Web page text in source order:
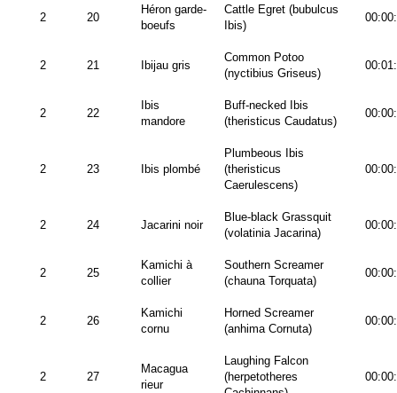
2 20
Héron garde-
boeufs
Cattle Egret (bubulcus
Ibis)
2 21 Ibijau gris
Common Potoo
(nyctibius Griseus)
2 22
Ibis
mandore
Buff-necked Ibis
(theristicus Caudatus)
2 23 Ibis plombé
Plumbeous Ibis
(theristicus
Caerulescens)
2 24 Jacarini noir
Blue-black Grassquit
(volatinia Jacarina)
2 25
Kamichi à
collier
Southern Screamer
(chauna Torquata)
2 26
Kamichi
cornu
Horned Screamer
(anhima Cornuta)
2 27
Macagua
rieur
Laughing Falcon
(herpetotheres